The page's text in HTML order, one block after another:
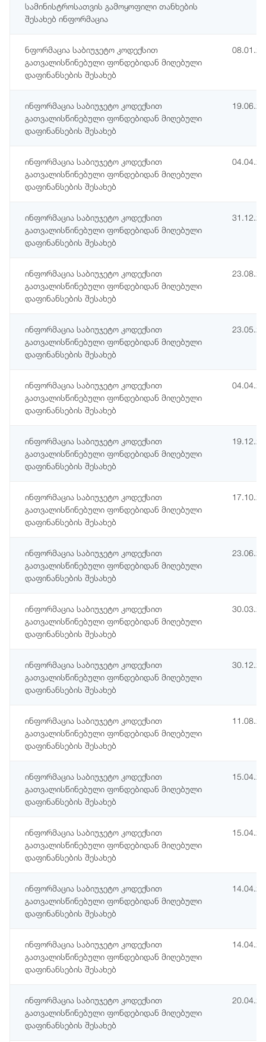
სამინისტროსათვის გამოყოფილი თანხების
შესახებ ინფორმაცია
ნფორმაცია საბიუჯეტო კოდექსით
გათვალისწინებული ფონდებიდან მიღებული
დაფინანსების შესახებ
ინფორმაცია საბიუჯეტო კოდექსით
გათვალისწინებული ფონდებიდან მიღებული
დაფინანსების შესახებ
ინფორმაცია საბიუჯეტო კოდექსით
გათვალისწინებული ფონდებიდან მიღებული
დაფინანსების შესახებ
ინფორმაცია საბიუჯეტო კოდექსით
გათვალისწინებული ფონდებიდან მიღებული
დაფინანსების შესახებ
ინფორმაცია საბიუჯეტო კოდექსით
გათვალისწინებული ფონდებიდან მიღებული
დაფინანსების შესახებ
ინფორმაცია საბიუჯეტო კოდექსით
გათვალისწინებული ფონდებიდან მიღებული
დაფინანსების შესახებ
ინფორმაცია საბიუჯეტო კოდექსით
გათვალისწინებული ფონდებიდან მიღებული
დაფინანსების შესახებ
ინფორმაცია საბიუჯეტო კოდექსით
გათვალისწინებული ფონდებიდან მიღებული
დაფინანსების შესახებ
ინფორმაცია საბიუჯეტო კოდექსით
გათვალისწინებული ფონდებიდან მიღებული
დაფინანსების შესახებ
ინფორმაცია საბიუჯეტო კოდექსით
გათვალისწინებული ფონდებიდან მიღებული
დაფინანსების შესახებ
ინფორმაცია საბიუჯეტო კოდექსით
გათვალისწინებული ფონდებიდან მიღებული
დაფინანსების შესახებ
ინფორმაცია საბიუჯეტო კოდექსით
გათვალისწინებული ფონდებიდან მიღებული
დაფინანსების შესახებ
ინფორმაცია საბიუჯეტო კოდექსით
გათვალისწინებული ფონდებიდან მიღებული
დაფინანსების შესახებ
ინფორმაცია საბიუჯეტო კოდექსით
გათვალისწინებული ფონდებიდან მიღებული
დაფინანსების შესახებ
ინფორმაცია საბიუჯეტო კოდექსით
გათვალისწინებული ფონდებიდან მიღებული
დაფინანსების შესახებ
ინფორმაცია საბიუჯეტო კოდექსით
გათვალისწინებული ფონდებიდან მიღებული
დაფინანსების შესახებ
ინფორმაცია საბიუჯეტო კოდექსით
გათვალისწინებული ფონდებიდან მიღებული
დაფინანსების შესახებ
ინფორმაცია საბიუჯეტო კოდექსით
გათვალისწინებული ფონდებიდან მიღებული
დაფინანსების შესახებ